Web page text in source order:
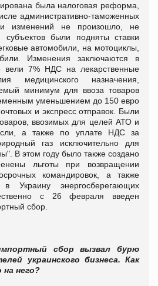
была налоговая реформа,
административно-таможенных
изменений не произошло, не
субъектов были подняты ставки
автомобили, на мотоциклы,
Изменения заключаются в
7% НДС на лекарственные
медицинского назначения,
минимум для ввоза товаров
уменьшением до 150 евро
и экспресс отправок. Были
ввозимых для целей АТО и
а также по уплате НДС за
газ исключительно для
В этом году было также создано
льготы при возвращении
командировок, а также
Украину энергосберегающих
с 26 февраля введен
сбор.
сбор вызвал бурю
украинского бизнеса. Как
на него?